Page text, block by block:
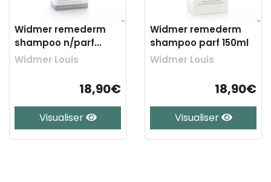
Widmer remederm
shampoo n/parf
150ml
Widmer Louis
18,90€
Visualiser
Widmer remederm
shampoo parf 150ml
Widmer Louis
18,90€
Visualiser